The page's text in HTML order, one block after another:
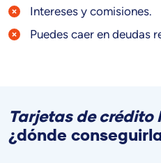
Intereses y comisiones.
Puedes caer en deudas
Tarjetas de crédito
¿dónde